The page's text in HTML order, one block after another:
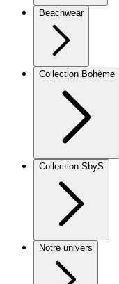
Beachwear
Collection Bohème
Collection SbyS
Notre univers